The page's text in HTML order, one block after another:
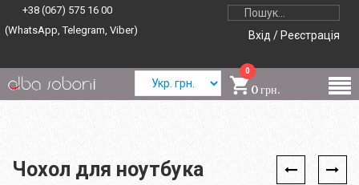
+38 (067) 575 16 00
(WhatsApp, Telegram, Viber)
Вхід / Реєстрація
0
0 грн.
Чохол для ноутбука